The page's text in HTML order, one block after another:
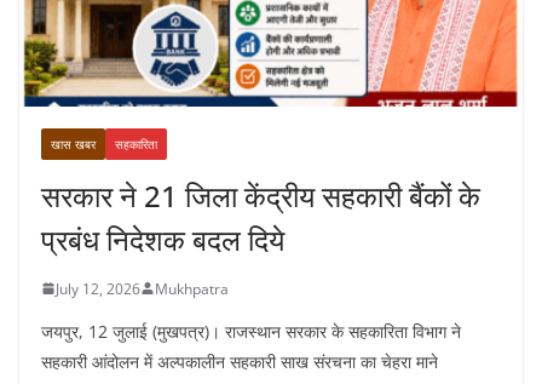
खास खबर सहकारिता
सरकार ने 21 जिला केंद्रीय सहकारी बैंकों के
प्रबंध निदेशक बदल दिये
July 12, 2026 Mukhpatra
जयपुर, 12 जुलाई (मुखपत्र)। राजस्थान सरकार के सहकारिता विभाग ने
सहकारी आंदोलन में अल्पकालीन सहकारी साख संरचना का चेहरा माने